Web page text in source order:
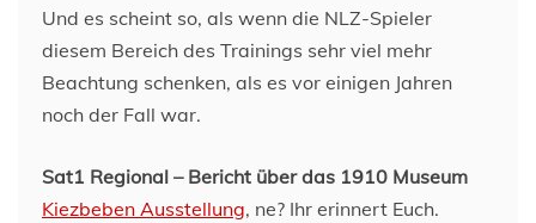
Und es scheint so, als wenn die NLZ-Spieler
diesem Bereich des Trainings sehr viel mehr
Beachtung schenken, als es vor einigen Jahren
noch der Fall war.
Sat1 Regional – Bericht über das 1910 Museum
Kiezbeben Ausstellung, ne? Ihr erinnert Euch.